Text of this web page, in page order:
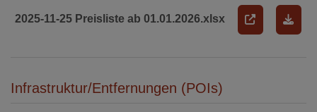
2025-11-25 Preisliste ab 01.01.2026.xlsx
Infrastruktur/Entfernungen (POIs)